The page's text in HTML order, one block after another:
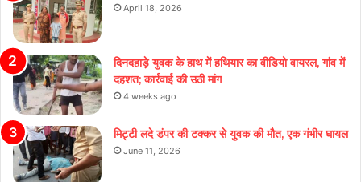
April 18, 2026
दिनदहाड़े युवक के हाथ में हथियार का वीडियो वायरल, गांव में
दहशत; कार्रवाई की उठी मांग
4 weeks ago
मिट्टी लदे डंपर की टक्कर से युवक की मौत, एक गंभीर घायल
June 11, 2026